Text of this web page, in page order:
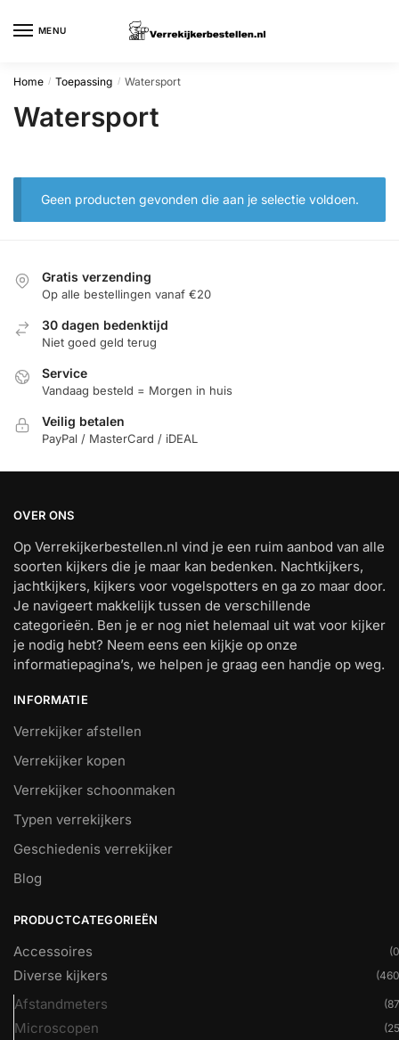
MENU
Home / Toepassing / Watersport
Watersport
Geen producten gevonden die aan je selectie voldoen.
Gratis verzending
Op alle bestellingen vanaf €20
30 dagen bedenktijd
Niet goed geld terug
Service
Vandaag besteld = Morgen in huis
Veilig betalen
PayPal / MasterCard / iDEAL
OVER ONS
Op Verrekijkerbestellen.nl vind je een ruim aanbod van alle
soorten kijkers die je maar kan bedenken. Nachtkijkers,
jachtkijkers, kijkers voor vogelspotters en ga zo maar door.
Je navigeert makkelijk tussen de verschillende
categorieën. Ben je er nog niet helemaal uit wat voor kijker
je nodig hebt? Neem eens een kijkje op onze
informatiepagina’s, we helpen je graag een handje op weg.
INFORMATIE
Verrekijker afstellen
Verrekijker kopen
Verrekijker schoonmaken
Typen verrekijkers
Geschiedenis verrekijker
Blog
PRODUCTCATEGORIEËN
Accessoires
Diverse kijkers
Afstandmeters
Microscopen